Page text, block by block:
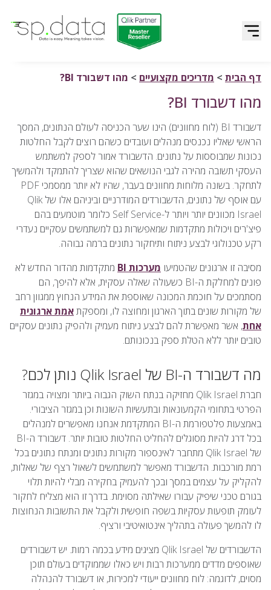
לדלג לתוכן
דף הבית > מדריכים מקצועיים > מהו דשבורד BI?
מהו דשבורד BI?
דשבורד BI (לוח מחוונים) הינו שער הכניסה לעולם הנתונים, המסך
הראשי שאליו נכנסים מנהלים ועובדים כשהם רוצים לקבל החלטות
נכונות שמבוססות על נתונים. הדשבורד אמור לספק למשתמש
העסקי תשובה מהירה לגבי הנושאים שהוא שצריך להתמקד ולהמשיך
לתחקר. בשונה מלוחות מחוונים בעבר, שהיו לא יותר ממסמכי PDF
עם אוסף של נתונים, הדשבורדים המודרניים וביניהם אלו של Qlik
Israel מכוונים יותר ויותר ל-Self Service כלומר מוטמעים בהם
פיצ'רים ויכולות מתקדמות שמאפשרות גם למשתמשים עסקיים נעדרי
רקע טכנולוגי לבצע ניתוח ותיחקור נתונים ברמה גבוהה.
מסיבה זו ארגונים שהטמיעו מערכות BI
מתקדמות מהדור החדש לא
פונים למחלקת ה-BI כשעולה שאלה עסקית, אלא להיפך, הם
מסתמכים על חוכמת המכונה שאוספת את המידע הנחוץ ממגוון רחב
של מקורות שונים בתוך הארגון ומחוצה לו, ומספקתאמת ארגונית
אחת, אשר מאפשרת להם לבצע ניתוח מעמיק ולהפיק נתונים עסקיים
טובים יותר ללא הטלת ספק בנכונותם.
מה דשבורד ה-BI של Qlik Israel נותן לכם?
חברת Qlik Israel מחזיקה בנתח השוק הגבוה ביותר ומצויה במגזר
הפרטי בתחומי הקמעונאות ובתעשיות השונות וכן במגזר הציבורי.
באמצעות פלטפורמת ה-BI המתקדמת אנחנו מאפשרים למנהלים
בכל דרג להיות מסוגלים להחליט החלטות טובות יותר. דשבורד ה-BI
של Qlik Israel מתחבר לאינספור מקורות נתונים ומנתח נתונים בכל
רמת מורכבות. הדשבורד מאפשר למשתמשים לשאול רצף של שאלות,
להקליק על עצמים במסך ובכך להעמיק בחקירה מבלי להיות תלוי
בגורם טכני שיפיק עבורו שאילתה מסוימת. בדרך זו הוא מצליח לחקור
לעומק תופעות עסקיות בשפה חופשית ולקבל את התשובות הנחוצות
לו להמשך פעולה בתהליך אינטואיטיבי ורציף.
הדשבורדים של Qlik Israel מציגים מידע בכמה רמות. יש דשבורדים
שאוספים מדדים ממערכות רבות ויש כאלו שממוקדים בעולם תוכן
מסוים, לדוגמה: לוח מחוונים ייעודי למכירות, או דשבורד להנהלה